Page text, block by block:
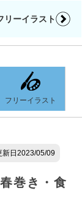
リーイラスト
フリーイラスト
新日 2023/05/09
巻き・食